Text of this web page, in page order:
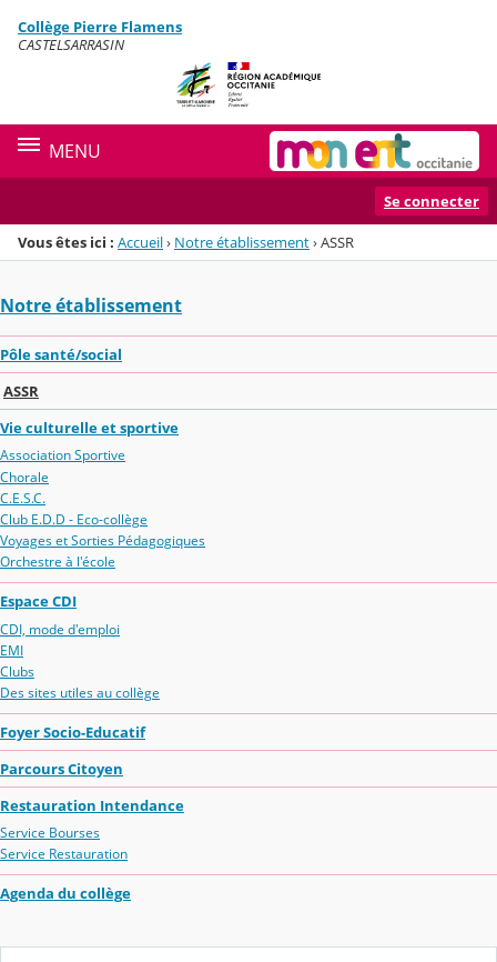
Menu de la rubrique
Contenu
Collège Pierre Flamens
CASTELSARRASIN
MENU
Se connecter
Vous êtes ici : Accueil› Notre établissement›ASSR
Notre établissement
Pôle santé/social
ASSR
Vie culturelle et sportive
Association Sportive
Chorale
C.E.S.C.
Club E.D.D - Eco-collège
Voyages et Sorties Pédagogiques
Orchestre à l'école
Espace CDI
CDI, mode d'emploi
EMI
Clubs
Des sites utiles au collège
Foyer Socio-Educatif
Parcours Citoyen
Restauration Intendance
Service Bourses
Service Restauration
Agenda du collège